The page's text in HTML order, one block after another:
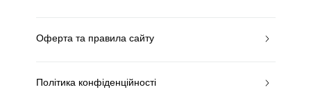
Оферта та правила сайту
Політика конфіденційності